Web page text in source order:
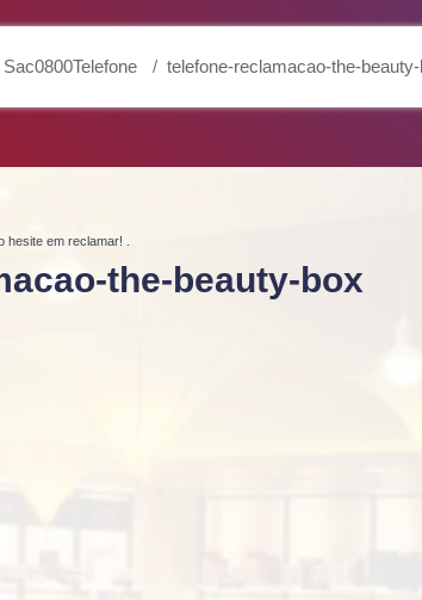
Sac0800Telefone telefone-reclamacao-the-
hesite em reclamar!
the-beauty-box